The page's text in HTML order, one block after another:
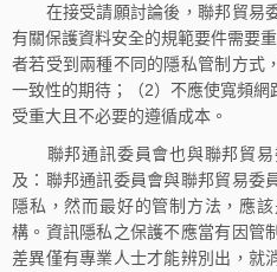
在接受請願討論後，聯邦貿易
有關保護資料安全的規範要件需要
者若受到兩種不同的隱私管制方式
一致性的期待；（2）不應使寬頻
受重大且不必要的遵循成本。
聯邦通訊委員會也與聯邦貿易
及：聯邦通訊委員會與聯邦貿易委
隱私，然而最好的管制方法，應
構。資訊隱私之保護不應當有因管
差異僅有專業人士才能辨別出，就